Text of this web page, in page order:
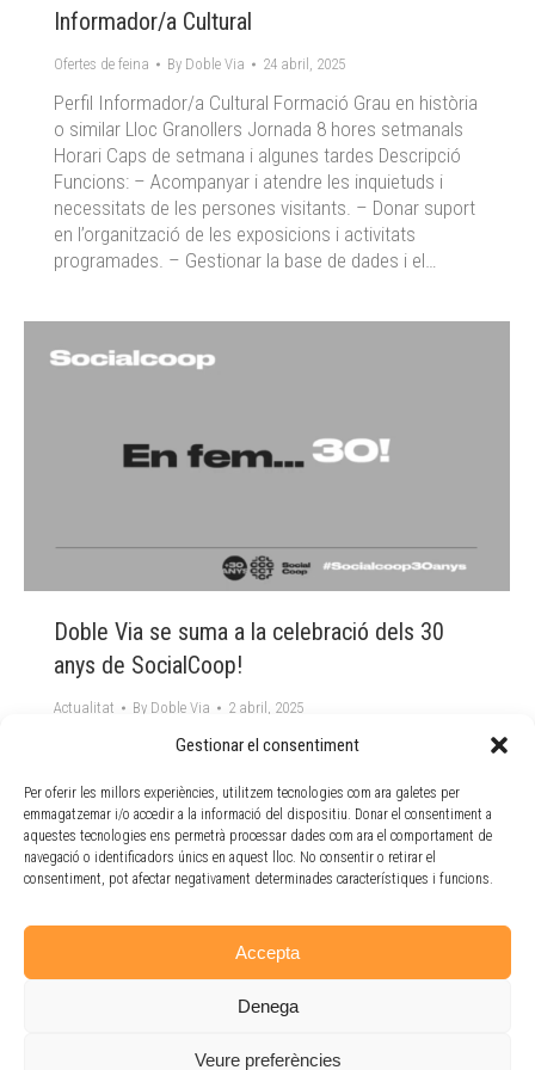
Gestionar el consentiment
Per oferir les millors experiències, utilitzem tecnologies com ara galetes per
emmagatzemar i/o accedir a la informació del dispositiu. Donar el consentiment a
aquestes tecnologies ens permetrà processar dades com ara el comportament de
navegació o identificadors únics en aquest lloc. No consentir o retirar el
consentiment, pot afectar negativament determinades característiques i funcions.
Accepta
Denega
Veure preferències
Informador/a Cultural
Ofertes de feina By Doble Via 24 abril, 2025
Perfil Informador/a Cultural Formació Grau en història
o similar Lloc Granollers Jornada 8 hores setmanals
Horari Caps de setmana i algunes tardes Descripció
Funcions: – Acompanyar i atendre les inquietuds i
necessitats de les persones visitants. – Donar suport
en l’organització de les exposicions i activitats
programades. – Gestionar la base de dades i el…
Doble Via se suma a la celebració dels 30
anys de SocialCoop!
Actualitat By Doble Via 2 abril, 2025
Aquest 2025, la Sectorial d’Iniciativa Social de la
compleix 30 anys i des de Doble Via volem ser part
d’aquesta celebració. Durant tres dècades,
SocialCoop ha treballat per posar al centre les
persones i els seus drets, enfortint el cooperativisme